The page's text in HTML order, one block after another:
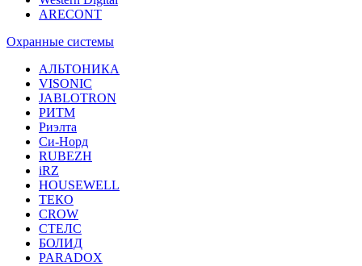
ARECONT
Охранные системы
АЛЬТОНИКА
VISONIC
JABLOTRON
РИТМ
Риэлта
Си-Норд
RUBEZH
iRZ
HOUSEWELL
ТЕКО
CROW
СТЕЛС
БОЛИД
PARADOX